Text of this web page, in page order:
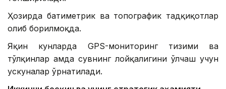
Ҳозирда батиметрик ва топографик тадқиқотлар
олиб борилмоқда.
Яқин кунларда GPS-мониторинг тизими ва
тўлқинлар ҳамда сувнинг лойқалигини ўлчаш учун
ускуналар ўрнатилади.